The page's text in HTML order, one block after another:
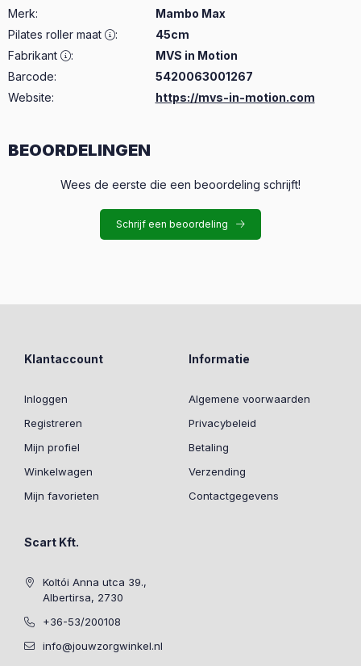
Merk:
Mambo Max
Pilates roller maat
:
45cm
Fabrikant
:
MVS in Motion
Barcode:
5420063001267
Website:
https://mvs-in-motion.com
BEOORDELINGEN
Wees de eerste die een beoordeling schrijft!
Schrijf een beoordeling
Klantaccount
Inloggen
Registreren
Mijn profiel
Winkelwagen
Mijn favorieten
Informatie
Algemene voorwaarden
Privacybeleid
Betaling
Verzending
Contactgegevens
Scart Kft.
Koltói Anna utca 39.,
Albertirsa, 2730
+36-53/200108
info@jouwzorgwinkel.nl